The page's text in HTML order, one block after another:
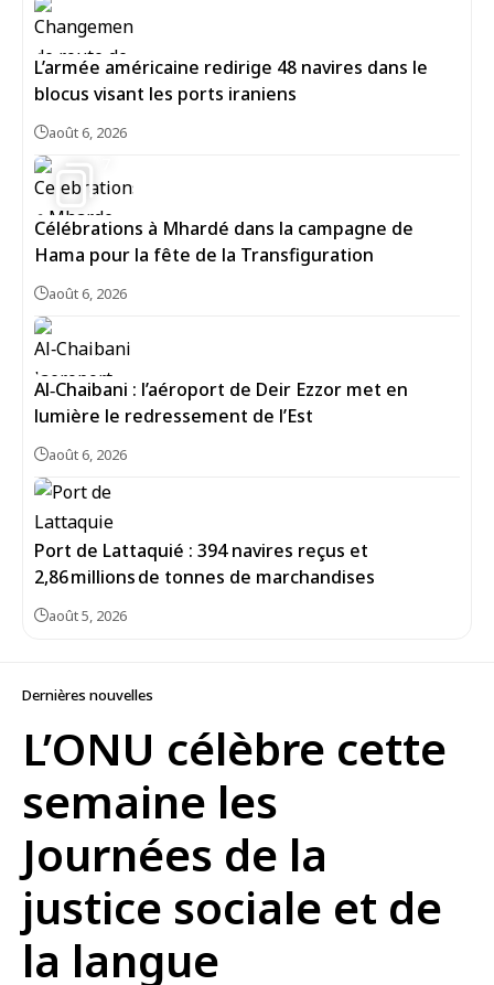
L’armée américaine redirige 48 navires dans le
blocus visant les ports iraniens
août 6, 2026
Célébrations à Mhardé dans la campagne de
Hama pour la fête de la Transfiguration
août 6, 2026
Al‑Chaibani : l’aéroport de Deir Ezzor met en
lumière le redressement de l’Est
août 6, 2026
Port de Lattaquié : 394 navires reçus et
2,86 millions de tonnes de marchandises
août 5, 2026
Dernières nouvelles
L’ONU célèbre cette
semaine les
Journées de la
justice sociale et de
la langue